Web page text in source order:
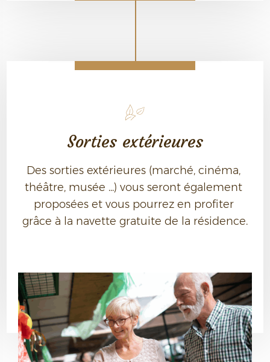
Sorties extérieures
Des sorties extérieures (marché, cinéma,
théâtre, musée ...) vous seront également
proposées et vous pourrez en profiter
grâce à la navette gratuite de la résidence.